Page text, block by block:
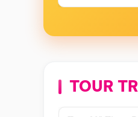
TOUR